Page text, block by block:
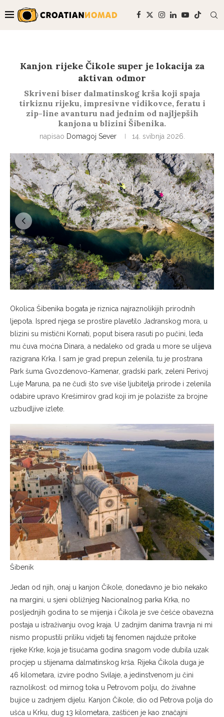
Kanjon rijeke Čikole super je lokacija za
aktivan odmor
Skriveni biser dalmatinskog krša koji spaja
tirkiznu rijeku, impresivne vidikovce, feratu i
zip-line avanturu nad jednim od najljepših
kanjona u blizini Šibenika.
napisao Domagoj Sever 14. svibnja 2026.
Okolica Šibenika bogata je riznica najraznolikijih prirodnih
ljepota. Ispred njega se prostire plavetilo Jadranskog mora, u
blizini su mistični Kornati, poput bisera rasuti po pučini, leđa
mu čuva moćna Dinara, a nedaleko od grada u more se ulijeva
razigrana Krka. I sam je grad prepun zelenila, tu je prostrana
Park šuma Gvozdenovo-Kamenar, gradski park, zeleni Perivoj
Luje Maruna, pa ne čudi što sve više ljubitelja prirode i zelenila
odabire upravo Krešimirov grad koji im je polazište za brojne
uzbudljive izlete.
Šibenik
Jedan od njih, onaj u kanjon Čikole, donedavno je bio nekako
na margini, u sjeni obližnjeg Nacionalnog parka Krka, no
posljednjih godina to se mijenja i Čikola je sve češće obavezna
postaja u istraživanju ovog kraja. U zadnjim danima travnja ni mi
nismo propustili priliku vidjeti taj fenomen najduže pritoke
rijeke Krke, koja je tisućama godina snagom vode dubila uzak
procjep u stijenama dalmatinskog krša. Rijeka Čikola duga je
46 kilometara, izvire podno Svilaje, a jedinstvenom ju čini
raznolikost: od mirnog toka u Petrovom polju, do živahne
bujice u zadnjem dijelu. Kanjon Čikole, dio od Petrova polja do
ušća u Krku, dug 13 kilometara, zaštićen je kao značajni